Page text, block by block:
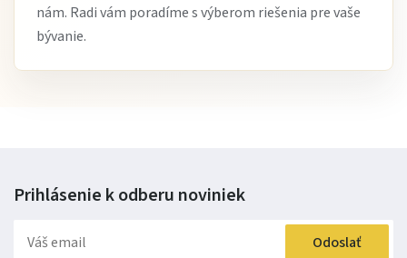
Je možné zostaviť linku podľa vlastného priestoru?
Áno, pôsobí elegantne a zároveň je univerzálny do
nám. Radi vám poradíme s výberom riešenia pre vaše
bývanie.
Prihlásenie k odberu noviniek
Odoslať